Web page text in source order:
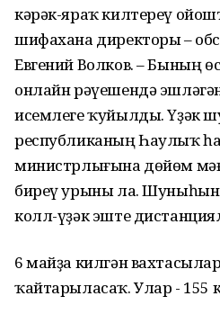
кәрәк-яраҡ килтереү
шифахана директоры –
Евгений Волков. – Бының
онлайн рәүешендә
исемлеге ҡуйылды. Үҙәк
республиканың Һаулыҡ
министрлығына дөйөм
биреү урыны ла. Шуныһын
колл-үҙәк эште
6 майҙа килгән
ҡайтарыласаҡ. Улар - 155